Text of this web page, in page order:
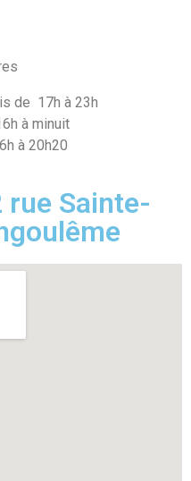
de 17h à 23h
à minuit
à 20h20
rue Sainte-